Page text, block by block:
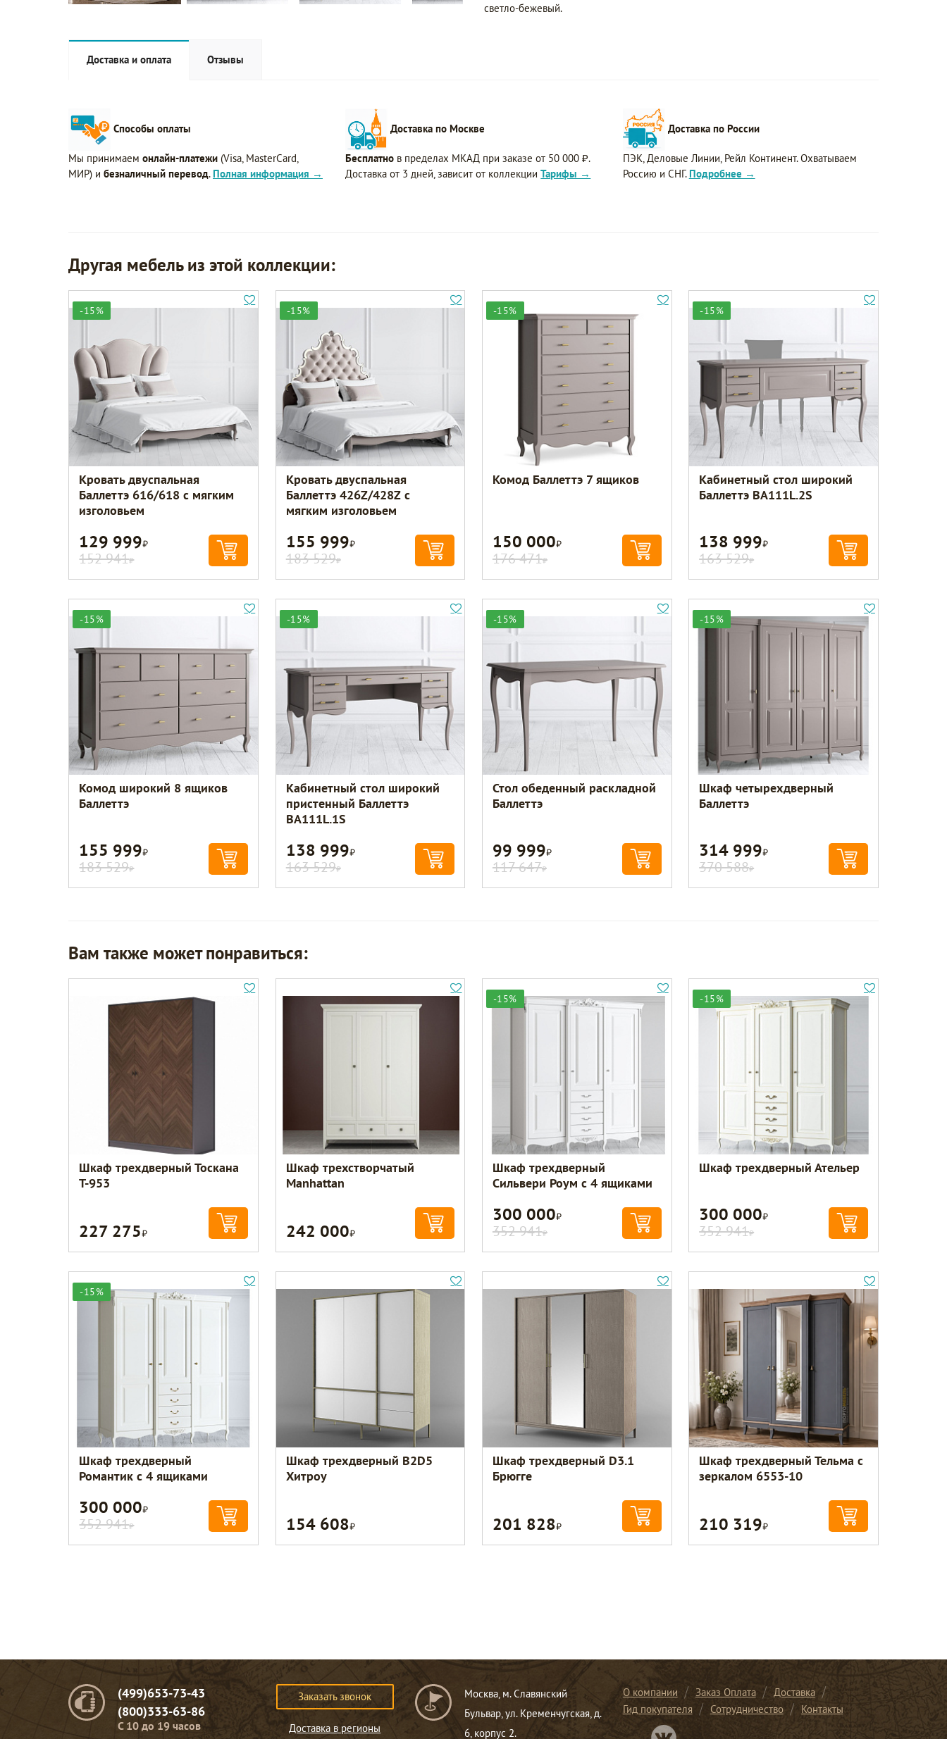
светло-бежевый.
Доставка и оплата Отзывы
Способы оплаты
Мы принимаем онлайн-платежи (Visa, MasterCard,
МИР) и безналичный перевод. Полная информация →
Доставка по Москве
Бесплатно в пределах МКАД при заказе от 50 000 ₽.
Доставка от 3 дней, зависит от коллекцииТарифы →
Доставка по России
ПЭК, Деловые Линии, Рейл Континент. Охватываем
Россию и СНГ. Подробнее →
Другая мебель из этой коллекции:
-15%
Кровать двуспальная
Баллеттэ 616/618 с мягким
изголовьем
129 999Р
152 941Р
-15%
Кровать двуспальная
Баллеттэ 426Z/428Z с
мягким изголовьем
155 999Р
183 529Р
-15%
Комод Баллеттэ 7 ящиков
150 000Р
176 471Р
-15%
Кабинетный стол широкий
Баллеттэ BA111L.2S
138 999Р
163 529Р
-15%
Комод широкий 8 ящиков
Баллеттэ
155 999Р
183 529Р
-15%
Кабинетный стол широкий
пристенный Баллеттэ
BA111L.1S
138 999Р
163 529Р
-15%
Стол обеденный раскладной
Баллеттэ
99 999Р
117 647Р
-15%
Шкаф четырехдверный
Баллеттэ
314 999Р
370 588Р
Вам также может понравиться:
Шкаф трехдверный Тоскана
Т-953
227 275Р
Шкаф трехстворчатый
Manhattan
242 000Р
-15%
Шкаф трехдверный
Сильвери Роум с 4 ящиками
300 000Р
352 941Р
-15%
Шкаф трехдверный Ательер
300 000Р
352 941Р
-15%
Шкаф трехдверный
Романтик с 4 ящиками
300 000Р
352 941Р
Шкаф трехдверный В2D5
Хитроу
154 608Р
Шкаф трехдверный D3.1
Брюгге
201 828Р
Шкаф трехдверный Тельма с
зеркалом 6553-10
210 319Р
(499)653-73-43
(800)333-63-86
C 10 до 19 часов
Заказать звонок
Доставка в регионы
Москва, м. Славянский
Бульвар, ул. Кременчугская, д.
6, корпус 2.
О компании Заказ Оплата
Доставка
Гид покупателя
Сотрудничество
Контакты
Перейти в нашу группу Вконтакте